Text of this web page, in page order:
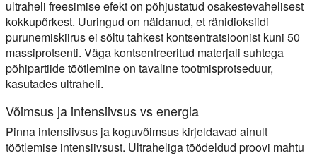
ultraheli freesimise efekt on põhjustatud osakestevahelisest
kokkupõrkest. Uuringud on näidanud, et ränidioksiidi
purunemiskiirus ei sõltu tahkest kontsentratsioonist kuni 50
massiprotsenti. Väga kontsentreeritud materjali suhtega
põhipartiide töötlemine on tavaline tootmisprotseduur,
kasutades ultraheli.
Võimsus ja intensiivsus vs energia
Pinna intensiivsus ja koguvõimsus kirjeldavad ainult
töötlemise intensiivsust. Ultraheliga töödeldud proovi mahtu